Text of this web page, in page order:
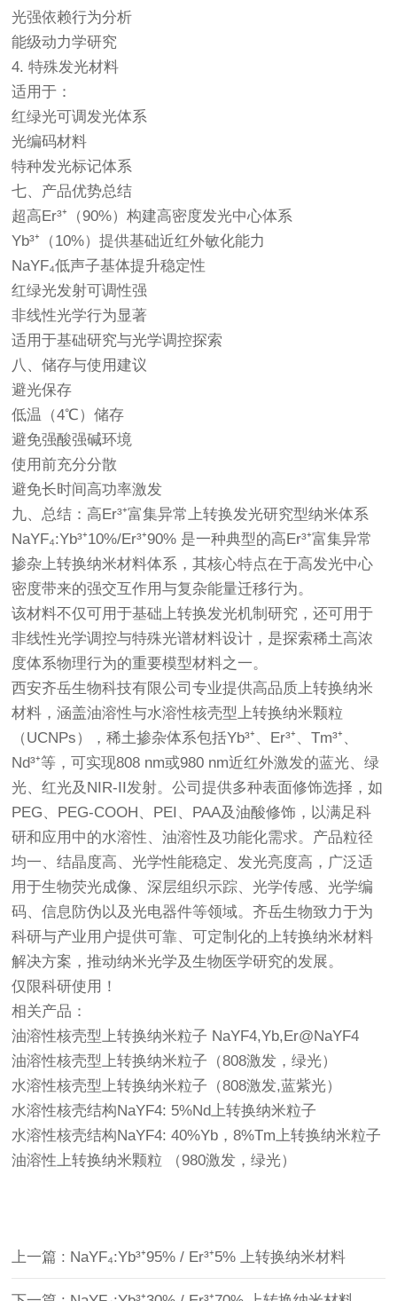
光强依赖行为分析
能级动力学研究
4. 特殊发光材料
适用于：
红绿光可调发光体系
光编码材料
特种发光标记体系
七、产品优势总结
超高Er³⁺（90%）构建高密度发光中心体系
Yb³⁺（10%）提供基础近红外敏化能力
NaYF₄低声子基体提升稳定性
红绿光发射可调性强
非线性光学行为显著
适用于基础研究与光学调控探索
八、储存与使用建议
避光保存
低温（4℃）储存
避免强酸强碱环境
使用前充分分散
避免长时间高功率激发
九、总结：高Er³⁺富集异常上转换发光研究型纳米体系
NaYF₄:Yb³⁺10%/Er³⁺90% 是一种典型的高Er³⁺富集异常
掺杂上转换纳米材料体系，其核心特点在于高发光中心
密度带来的强交互作用与复杂能量迁移行为。
该材料不仅可用于基础上转换发光机制研究，还可用于
非线性光学调控与特殊光谱材料设计，是探索稀土高浓
度体系物理行为的重要模型材料之一。
西安齐岳生物科技有限公司专业提供高品质上转换纳米
材料，涵盖油溶性与水溶性核壳型上转换纳米颗粒
（UCNPs），稀土掺杂体系包括Yb³⁺、Er³⁺、Tm³⁺、
Nd³⁺等，可实现808 nm或980 nm近红外激发的蓝光、绿
光、红光及NIR-II发射。公司提供多种表面修饰选择，如
PEG、PEG-COOH、PEI、PAA及油酸修饰，以满足科
研和应用中的水溶性、油溶性及功能化需求。产品粒径
均一、结晶度高、光学性能稳定、发光亮度高，广泛适
用于生物荧光成像、深层组织示踪、光学传感、光学编
码、信息防伪以及光电器件等领域。齐岳生物致力于为
科研与产业用户提供可靠、可定制化的上转换纳米材料
解决方案，推动纳米光学及生物医学研究的发展。
仅限科研使用！
相关产品：
油溶性核壳型上转换纳米粒子 NaYF4,Yb,Er@NaYF4
油溶性核壳型上转换纳米粒子（808激发，绿光）
水溶性核壳型上转换纳米粒子（808激发,蓝紫光）
水溶性核壳结构NaYF4: 5%Nd上转换纳米粒子
水溶性核壳结构NaYF4: 40%Yb，8%Tm上转换纳米粒子
油溶性上转换纳米颗粒 （980激发，绿光）
上一篇 : NaYF₄:Yb³⁺95% / Er³⁺5% 上转换纳米材料